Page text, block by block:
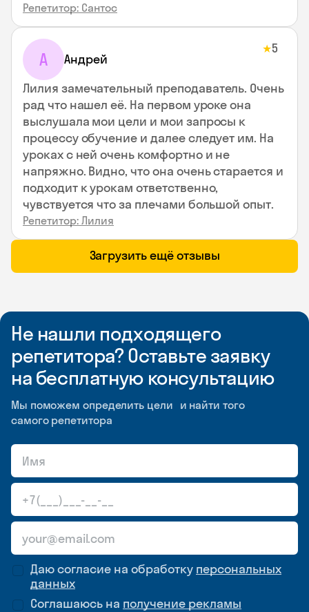
Репетитор: Сантос
А Андрей
★5
Лилия замечательный преподаватель. Очень
рад что нашел её. На первом уроке она
выслушала мои цели и мои запросы к
процессу обучение и далее следует им. На
уроках с ней очень комфортно и не
напряжно. Видно, что она очень старается и
подходит к урокам ответственно,
чувствуется что за плечами большой опыт.
Репетитор: Лилия
Загрузить ещё отзывы
Не нашли подходящего
репетитора? Оставьте заявку
на бесплатную консультацию
Мы поможем определить цели и найти того
самого репетитора
Даю согласие на обработку персональных
данных
Соглашаюсь на получение рекламы